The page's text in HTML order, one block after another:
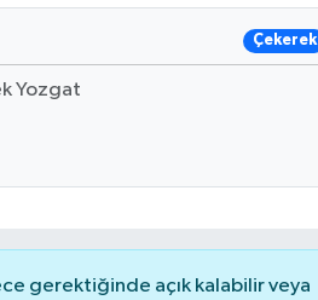
Çekerek
Yozgat
gerektiğinde açık kalabilir veya